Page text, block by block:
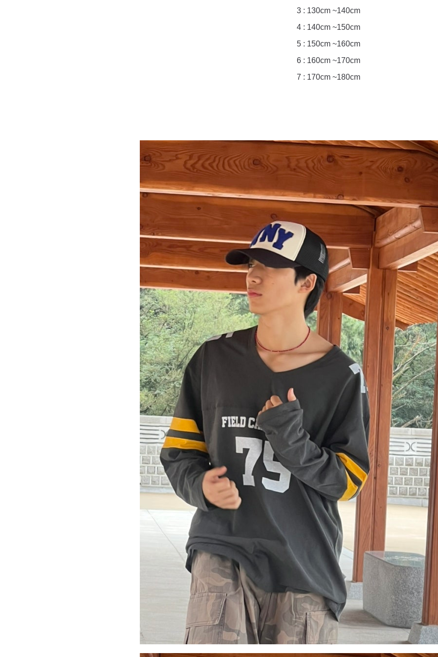
3 : 130cm ~140cm
4 : 140cm ~150cm
5 : 150cm ~160cm
6 : 160cm ~170cm
7 : 170cm ~180cm